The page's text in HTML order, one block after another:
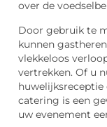
over de
Door gebruik te
kunnen
vlekkeloos
vertrekken. Of u
catering is een
uw evenement